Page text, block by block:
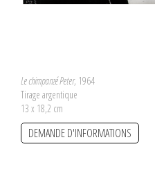
Le chimpanzé Peter, 1964
Tirage argentique
13 x 18,2 cm
DEMANDE D'INFORMATIONS